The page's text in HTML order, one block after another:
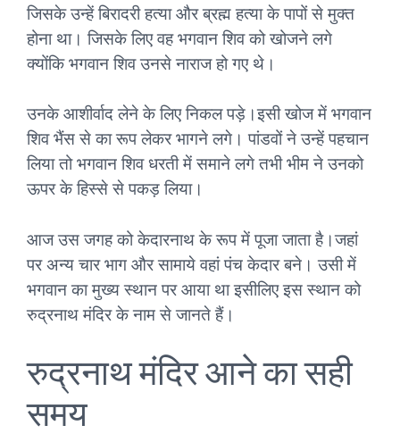
जिसके उन्हें बिरादरी हत्या और ब्रह्म हत्या के पापों से मुक्त
होना था। जिसके लिए वह भगवान शिव को खोजने लगे
क्योंकि भगवान शिव उनसे नाराज हो गए थे।
उनके आशीर्वाद लेने के लिए निकल पड़े।इसी खोज में भगवान
शिव भैंस से का रूप लेकर भागने लगे। पांडवों ने उन्हें पहचान
लिया तो भगवान शिव धरती में समाने लगे तभी भीम ने उनको
ऊपर के हिस्से से पकड़ लिया।
आज उस जगह को केदारनाथ के रूप में पूजा जाता है।जहां
पर अन्य चार भाग और सामाये वहां पंच केदार बने। उसी में
भगवान का मुख्य स्थान पर आया था इसीलिए इस स्थान को
रुद्रनाथ मंदिर के नाम से जानते हैं।
रुद्रनाथ मंदिर आने का सही
समय